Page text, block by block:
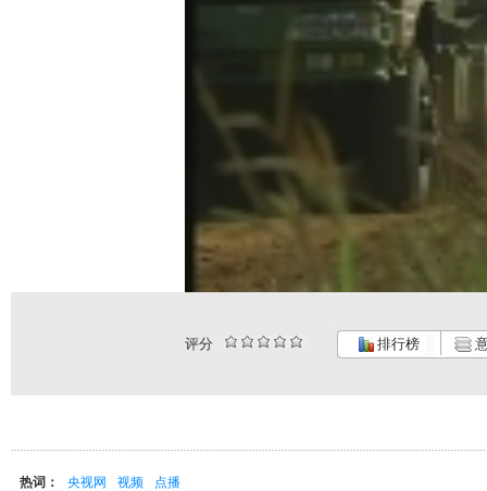
评分 排行榜
热词： 央视网 视频 点播